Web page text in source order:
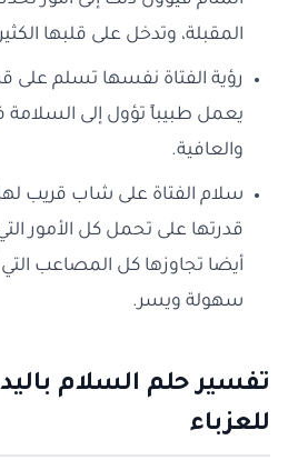
المقبلة، وتدخل على قلبها
رؤية الفتاة نفسها تسلم على
يعمل طبيباً تؤول إلى
والعافية.
سلام الفتاة على شاب قريب لها
قدرتها على تحمل كل الأمور
أيضا تجاوزها كل المصاعب
سهولة ويسر.
تفسير حلم السلام
للعزباء